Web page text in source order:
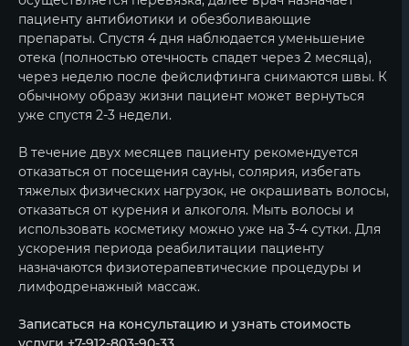
пациенту антибиотики и обезболивающие
препараты. Спустя 4 дня наблюдается уменьшение
отека (полностью отечность спадет через 2 месяца),
через неделю после фейслифтинга снимаются швы. К
обычному образу жизни пациент может вернуться
уже спустя 2-3 недели.
В течение двух месяцев пациенту рекомендуется
отказаться от посещения сауны, солярия, избегать
тяжелых физических нагрузок, не окрашивать волосы,
отказаться от курения и алкоголя. Мыть волосы и
использовать косметику можно уже на 3-4 сутки. Для
ускорения периода реабилитации пациенту
назначаются физиотерапевтические процедуры и
лимфодренажный массаж.
Записаться на консультацию и узнать стоимость